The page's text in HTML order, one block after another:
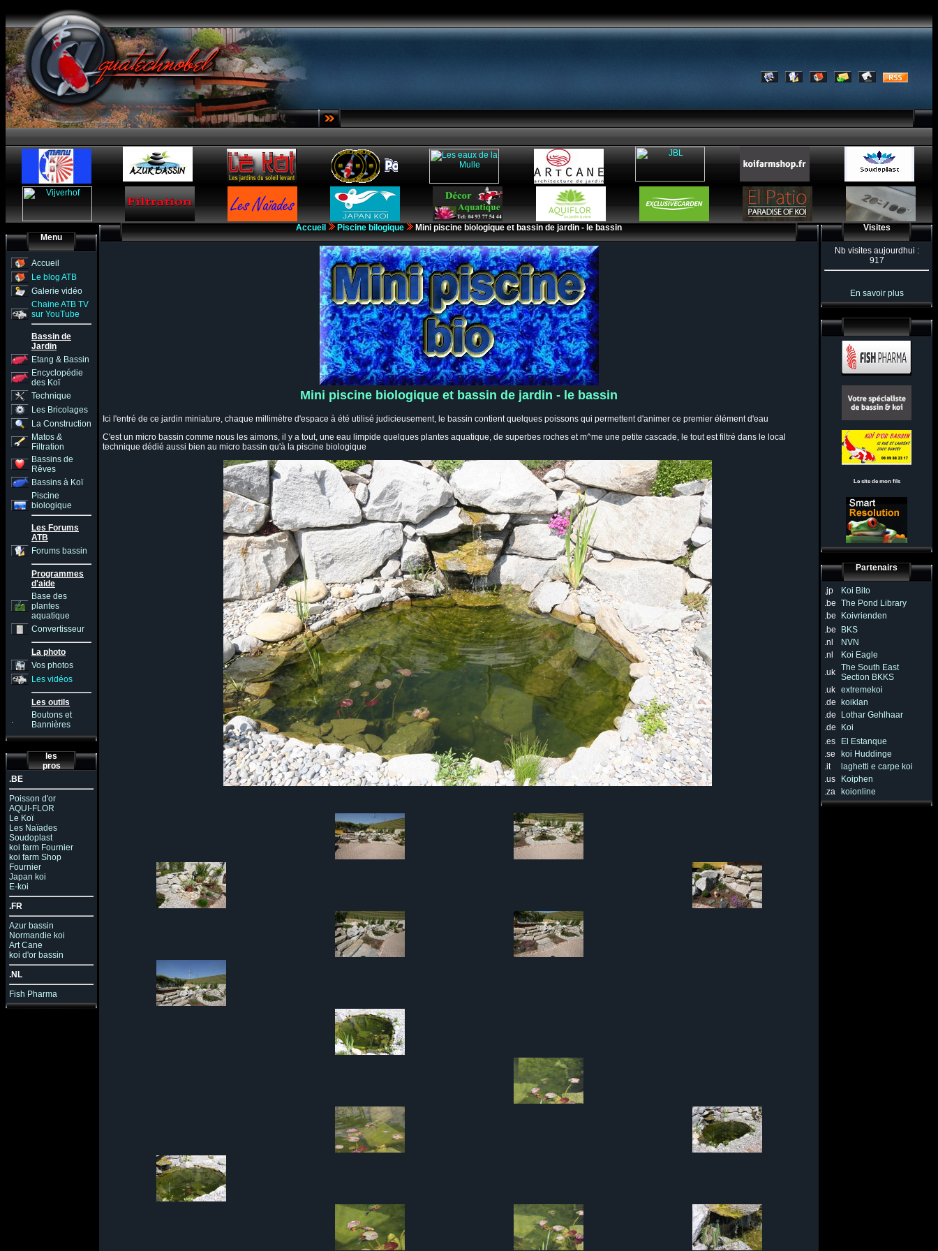
Menu
Accueil
Le blog ATB
Galerie vidéo
Chaine ATB TV
sur YouTube
Bassin de
Jardin
Etang & Bassin
Encyclopédie
des Koï
Technique
Les Bricolages
La Construction
Matos &
Filtration
Bassins de
Rêves
Bassins à Koï
Piscine
biologique
Les Forums
ATB
Forums bassin
Programmes
d'aide
Base des
plantes
aquatique
Convertisseur
La photo
Vos photos
Les vidéos
Les outils
.
Boutons et
Bannières
les
pros
.BE
Poisson d'or
AQUI-FLOR
Le Koï
Les Naïades
Soudoplast
koi farm Fournier
koi farm Shop
Fournier
Japan koi
E-koi
.FR
Azur bassin
Normandie koi
Art Cane
koi d'or bassin
.NL
Fish Pharma
Accueil Piscine bilogique Mini piscine biologique et bassin de jardin - le bassin
Mini piscine biologique et bassin de jardin - le bassin
Ici l'entré de ce jardin miniature, chaque millimètre d'espace à été utilisé judicieusement, le bassin contient quelques poissons qui permettent d'animer ce premier élément d'eau
C'est un micro bassin comme nous les aimons, il y a tout, une eau limpide quelques plantes aquatique, de superbes roches et m^me une petite cascade, le tout est filtré dans le local
technique dédié aussi bien au micro bassin qu'à la piscine biologique
Visites
Nb visites aujourdhui :
917
En savoir plus
Le site de mon fils
Partenairs
.jp
Koi Bito
.be The Pond Library
.be
Koivrienden
.be
BKS
.nl
NVN
.nl
Koi Eagle
.uk The South East
Section BKKS
.uk extremekoi
.de
koiklan
.de
Lothar Gehlhaar
.de
Koi
.es
El Estanque
.se
koi Huddinge
.it
laghetti e carpe koi
.us
Koiphen
.za
koionline